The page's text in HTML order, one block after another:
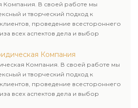
Компания. В своей работе мы
и творческий подход к
проведение всестороннего
всех аспектов дела и выбор
Компания
Компания. В своей работе мы
и творческий подход к
проведение всестороннего
всех аспектов дела и выбор